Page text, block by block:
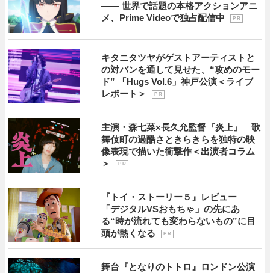
―― 世界で話題の本格アクションアニ
メ、Prime Videoで独占配信中
P R
キタニタツヤがゲストアーティストと
の対バンを通して見せた、“攻めのモー
ド” 「Hugs Vol.6」神戸公演＜ライブ
レポート＞
P R
主演・森七菜×長久允監督『炎上』 歌
舞伎町の過酷さときらきらを独特の映
像表現で描いた衝撃作＜出演者コラム
＞
P R
『トイ・ストーリー５』レビュー
「デジタルVSおもちゃ」の先にあ
る“時が流れても変わらないもの”に目
頭が熱くなる
P R
舞台『となりのトトロ』ロンドン公演